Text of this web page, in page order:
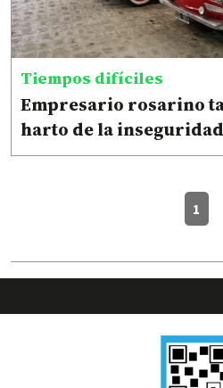
Tiempos difíciles
Empresario rosarino
harto de la inseguridad
1